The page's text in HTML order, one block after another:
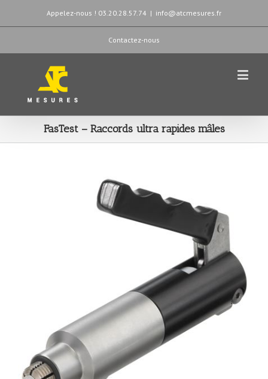
Appelez-nous ! 03.20.28.57.74 | info@atcmesures.fr
Contactez-nous
FasTest – Raccords ultra rapides mâles